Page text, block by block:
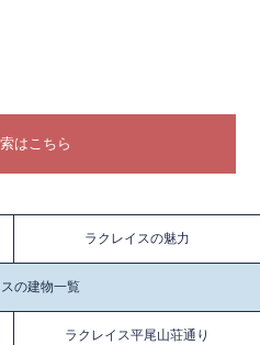
はこちら
ラクレイスの魅力
の建物一覧
ラクレイス平尾山荘通り